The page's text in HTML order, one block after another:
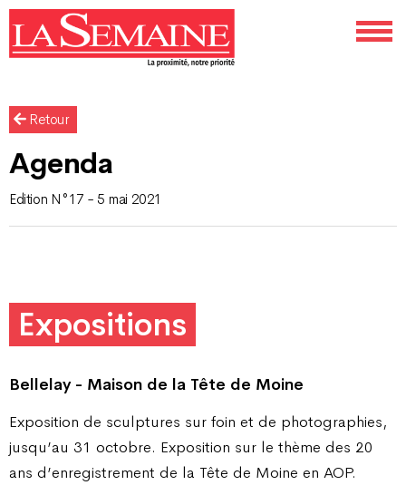
Retour
Agenda
Edition N°17 - 5 mai 2021
Expositions
Bellelay - Maison de la Tête de Moine
Exposition de sculptures sur foin et de photographies,
jusqu’au 31 octobre. Exposition sur le thème des 20
ans d’enregistrement de la Tête de Moine en AOP.